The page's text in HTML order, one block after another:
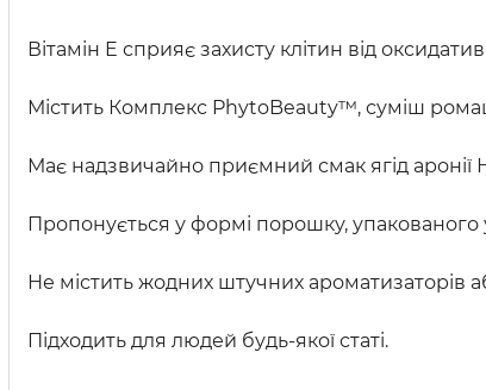
Вітамін E сприяє захисту клітин від
Містить Комплекс PhytoBeauty™, суміш
Має надзвичайно приємний смак ягід аронії
Пропонується у формі порошку, упакованого
Не містить жодних штучних ароматизаторів
Підходить для людей будь-якої статі.